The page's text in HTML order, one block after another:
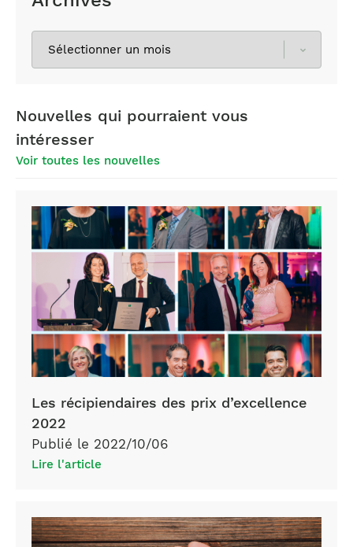
Nouvelles qui pourraient vous
intéresser
Voir toutes les nouvelles
Les récipiendaires des prix d’excellence
2022
Publié le 2022/10/06
Lire l'article